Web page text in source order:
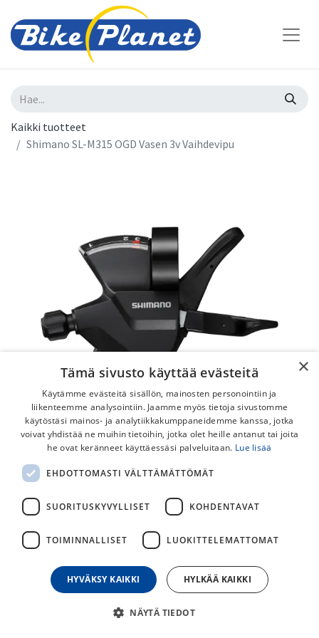
Kaikki tuotteet
Shimano SL-M315 OGD Vasen 3v Vaihdevipu
Shimano SL-M315 OGD Vasen 3v
Vaihdevipu
Shimano SL-M315 Vasen vaihdevipu 3-vaihteisille
etuvaihtajille optisella vaihdenäytöllä.
€
×
Tämä sivusto käyttää evästeitä
Käytämme evästeitä sisällön, mainosten personointiin ja
liikenteemme analysointiin. Jaamme myös tietoja sivustomme
käytöstäsi mainos- ja analytiikkakumppaneidemme kanssa, jotka
voivat yhdistää ne muihin tietoihin, jotka olet heille antanut tai joita
he ovat keränneet käyttäessäsi palveluitaan. Lue lisää
EHDOTTOMASTI VÄLTTÄMÄTTÖMÄT
SUORITUSKYVYLLISET KOHDENTAVAT
TOIMINNALLISET LUOKITTELEMATTOMAT
HYVÄKSY KAIKKI HYLKÄÄ KAIKKI
NÄYTÄ TIEDOT